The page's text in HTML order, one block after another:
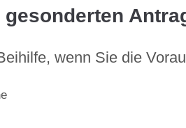
wenn Sie die